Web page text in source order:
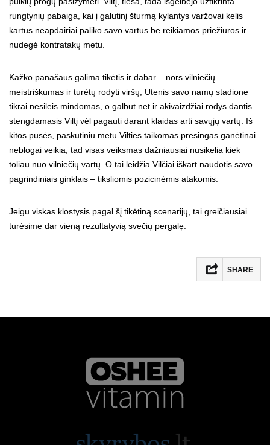
rungtynių pabaiga, kai į galutinį šturmą kylantys varžovai kelis
kartus neapdairiai paliko savo vartus be reikiamos priežiūros ir
nudegė kontratakų metu.
Kažko panašaus galima tikėtis ir dabar – nors vilniečių
meistriškumas ir turėtų rodyti viršų, Utenis savo namų stadione
tikrai nesileis mindomas, o galbūt net ir akivaizdžiai rodys dantis
stengdamasis Viltį vėl pagauti darant klaidas arti savųjų vartų. Iš
kitos pusės, paskutiniu metu Vilties taikomas presingas ganėtinai
neblogai veikia, tad visas veiksmas dažniausiai nusikelia kiek
toliau nuo vilniečių vartų. O tai leidžia Vilčiai iškart naudotis savo
pagrindiniais ginklais – tiksliomis pozicinėmis atakomis.
Jeigu viskas klostysis pagal šį tikėtiną scenarijų, tai greičiausiai
turėsime dar vieną rezultatyvią svečių pergalę.
SHARE